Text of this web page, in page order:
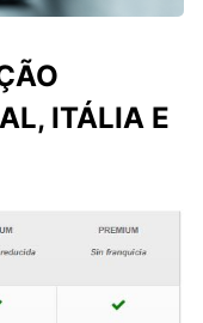
ITÁLIA E